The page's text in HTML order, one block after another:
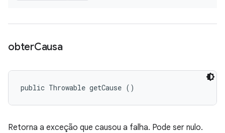
obterCausa
public Throwable getCause ()
Retorna a exceção que causou a falha. Pode ser nulo.